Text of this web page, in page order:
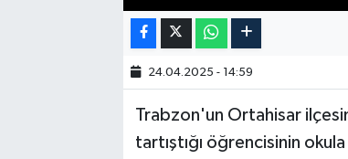
24.04.2025 - 14:59
Trabzon'un Ortahisar
tartıştığı öğrencisinin